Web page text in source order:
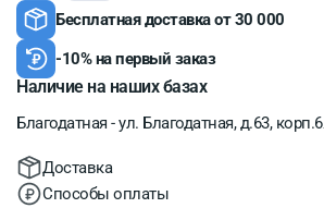
Бесплатная доставка от 30 000
-10% на первый заказ
Наличие на наших базах
Благодатная - ул. Благодатная, д.63, корп.6
Доставка
Способы оплаты